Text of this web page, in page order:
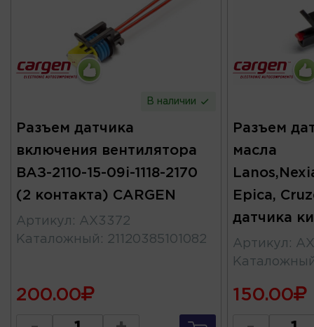
В наличии
Разъем датчика
включения вентилятора
ВАЗ-2110-15-09i-1118-2170
(2 контакта) CARGEN
Артикул : AX3372
Каталожный : 21120385101082
200.00
Разъем
масла
Epica,
датчика
Артикул :
150.00